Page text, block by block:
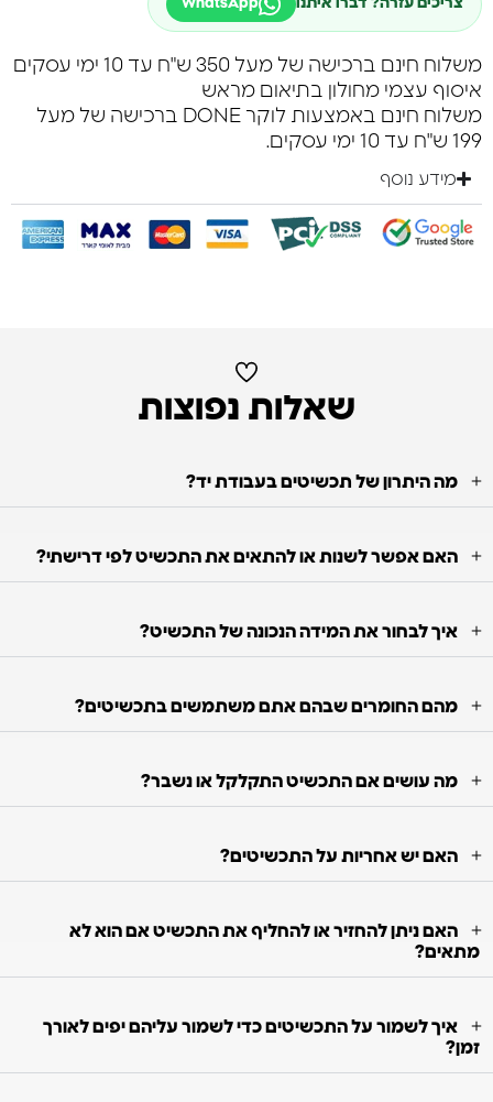
צריכים עזרה? דברו איתנו WhatsApp
משלוח חינם ברכישה של מעל 350 ש"ח עד 10 ימי עסקים
איסוף עצמי מחולון בתיאום מראש
משלוח חינם באמצעות לוקר DONE ברכישה של מעל
199 ש"ח עד 10 ימי עסקים.
מידע נוסף
שאלות נפוצות
מה היתרון של תכשיטים בעבודת יד?
האם אפשר לשנות או להתאים את התכשיט לפי דרישתי?
איך לבחור את המידה הנכונה של התכשיט?
מהם החומרים שבהם אתם משתמשים בתכשיטים?
מה עושים אם התכשיט התקלקל או נשבר?
האם יש אחריות על התכשיטים?
האם ניתן להחזיר או להחליף את התכשיט אם הוא לא
מתאים?
איך לשמור על התכשיטים כדי לשמור עליהם יפים לאורך
זמן?